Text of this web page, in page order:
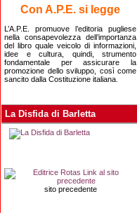
Con A.P.E. si legge
L’A.P.E. promuove l’editoria pugliese
nella consapevolezza dell’importanza
del libro quale veicolo di informazioni,
idee e cultura, quindi, strumento
fondamentale per assicurare la
promozione dello sviluppo, così come
sancito dalla Costituzione italiana.
La Disfida di Barletta
sito precedente